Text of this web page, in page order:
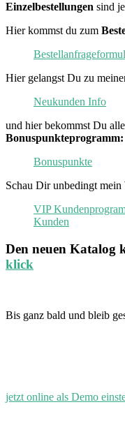
Einzelbestellungen sind
Hier kommst du zum
Hier gelangst Du zu
Neukunden Info
und hier bekommst Du
Bonuspunkteprogramm:
Bonuspunkte
Schau Dir unbedingt mein
VIP
Kunden
Den neuen Katalog
klick
Bis ganz bald und bleib
jetzt online als Demo